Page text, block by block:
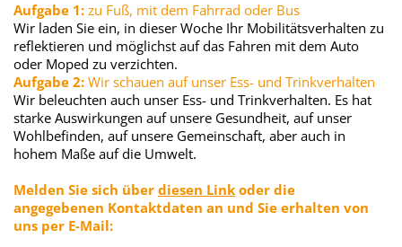
Aufgabe 1: zu Fuß, mit dem Fahrrad oder Bus
Wir laden Sie ein, in dieser Woche Ihr Mobilitätsverhalten zu
reflektieren und möglichst auf das Fahren mit dem Auto
oder Moped zu verzichten.
Aufgabe 2: Wir schauen auf unser Ess- und Trinkverhalten
Wir beleuchten auch unser Ess- und Trinkverhalten. Es hat
starke Auswirkungen auf unsere Gesundheit, auf unser
Wohlbefinden, auf unsere Gemeinschaft, aber auch in
hohem Maße auf die Umwelt.
Melden Sie sich über diesen Link oder die
angegebenen Kontaktdaten an und Sie erhalten von
uns per E-Mail: